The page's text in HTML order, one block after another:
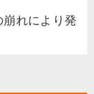
れにより発